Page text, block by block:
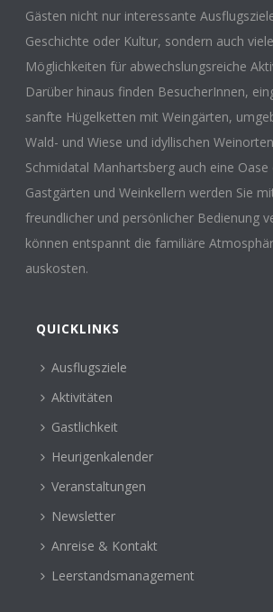
Gästen nicht nur interessante
Geschichte oder Kultur, sondern auch viele
Möglichkeiten für abwechslungsreiche
Darüber hinaus finden BesucherInnen,
sanfte Hügelketten mit Weingärten,
Wald- und Wiese und idyllischen
Schmidatal Manhartsberg auch eine Oase
Gastgärten und Weinkellern werden Sie
freundlicher und persönlicher Bedienung
können entspannt die familiäre
auskosten.
QUICKLINKS
Ausflugsziele
Aktivitäten
Gastlichkeit
Heurigenkalender
Veranstaltungen
Newsletter
Anreise & Kontakt
Leerstandsmanagement